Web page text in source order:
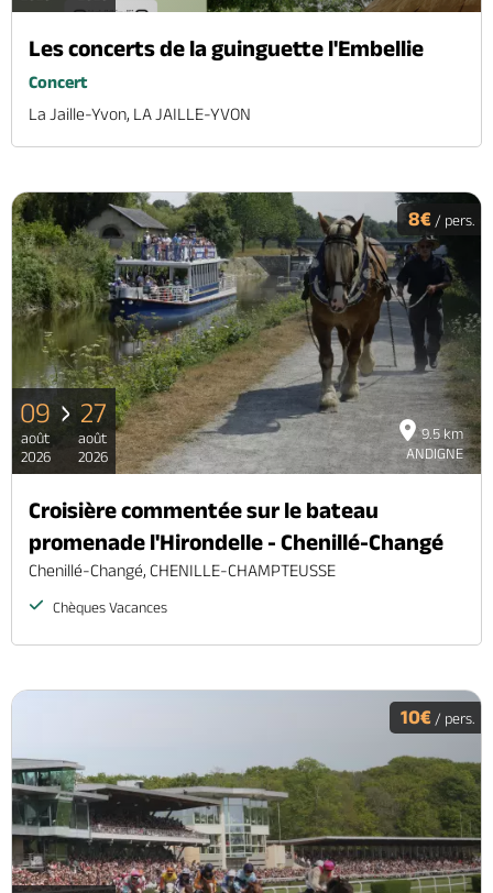
Les concerts de la guinguette l'Embellie
Concert
La Jaille-Yvon, LA JAILLE-YVON
9.5 km
ANDIGNE
8€ / pers.
09
août
2026
27
août
2026
Croisière commentée sur le bateau
promenade l'Hirondelle - Chenillé-Changé
Chenillé-Changé, CHENILLE-CHAMPTEUSSE
Chèques Vacances
10€ / pers.